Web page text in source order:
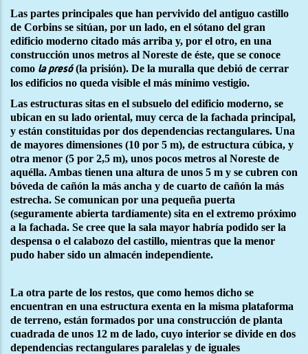
Las partes principales que han pervivido del antiguo castillo
de Corbins se sitúan, por un lado, en el sótano del gran
edificio moderno citado más arriba y, por el otro, en una
construcción unos metros al Noreste de éste, que se conoce
como la presó(la prisión). De la muralla que debió de cerrar
los edificios no queda visible el más mínimo vestigio.
Las estructuras sitas en el subsuelo del edificio moderno, se
ubican en su lado oriental, muy cerca de la fachada principal,
y están constituidas por dos dependencias rectangulares. Una
de mayores dimensiones (10 por 5 m), de estructura cúbica, y
otra menor (5 por 2,5 m), unos pocos metros al Noreste de
aquélla. Ambas tienen una altura de unos 5 m y se cubren con
bóveda de cañón la más ancha y de cuarto de cañón la más
estrecha. Se comunican por una pequeña puerta
(seguramente abierta tardíamente) sita en el extremo próximo
a la fachada. Se cree que la sala mayor habría podido ser la
despensa o el calabozo del castillo, mientras que la menor
pudo haber sido un almacén independiente.
La otra parte de los restos, que como hemos dicho se
encuentran en una estructura exenta en la misma plataforma
de terreno, están formados por una construcción de planta
cuadrada de unos 12 m de lado, cuyo interior se divide en dos
dependencias rectangulares paralelas y de iguales